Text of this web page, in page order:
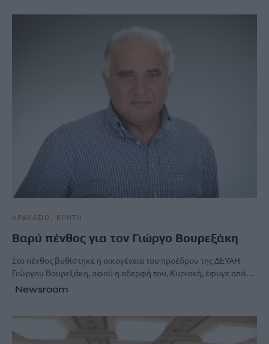
ΗΡΑΚΛΕΙΟ ΚΡΗΤΗ
Βαρύ πένθος για τον Γιώργο Βουρεξάκη
Στο πένθος βυθίστηκε η οικογένεια του προέδρου της ΔΕΥΑΗ
Γιώργου Βουρεξάκη, αφού η αδερφή του, Κυριακή, έφυγε από…
Newsroom